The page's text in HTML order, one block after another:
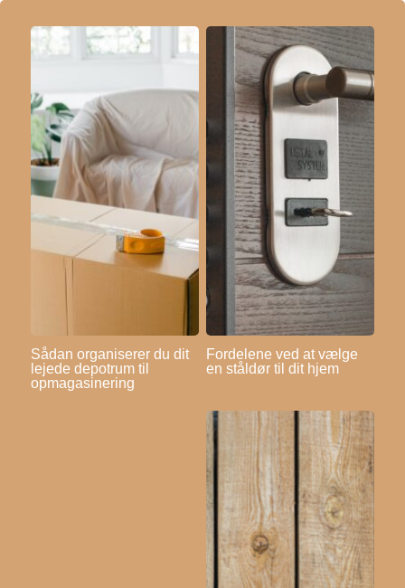
Sådan organiserer du dit
lejede depotrum til
opmagasinering
Fordelene ved at vælge
en ståldør til dit hjem